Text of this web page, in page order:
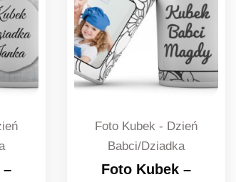
–
Foto Kubek - Dzień
Babci/Dziadka
Foto Kubek –